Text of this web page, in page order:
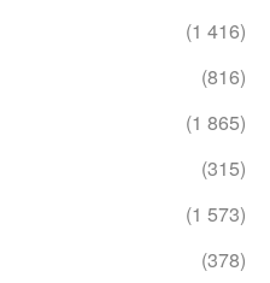
(1 416)
(816)
(1 865)
(315)
(1 573)
(378)